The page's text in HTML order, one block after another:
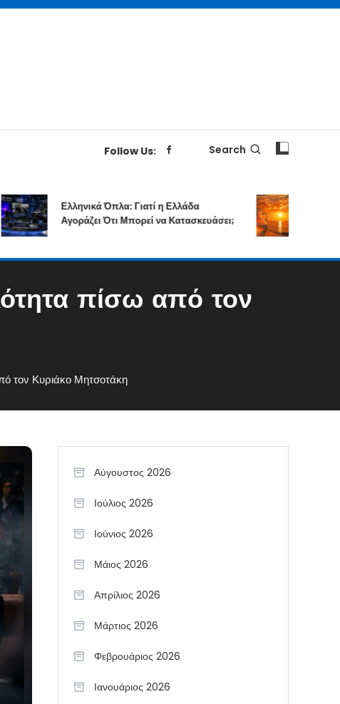
Follow Us: Search
Ελληνικά Όπλα: Γιατί η Ελλάδα
Αγοράζει Ότι Μπορεί να Κατασκευάσει;
πίσω από τον
τον Κυριάκο Μητσοτάκη
Αύγουστος 2026
Ιούλιος 2026
Ιούνιος 2026
Μάιος 2026
Απρίλιος 2026
Μάρτιος 2026
Φεβρουάριος 2026
Ιανουάριος 2026